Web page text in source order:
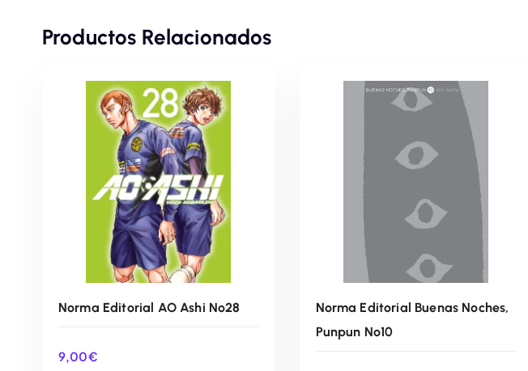
Productos Relacionados
Norma Editorial AO Ashi Nº28
9,00€
Norma Editorial Buenas Noches,
Punpun Nº10